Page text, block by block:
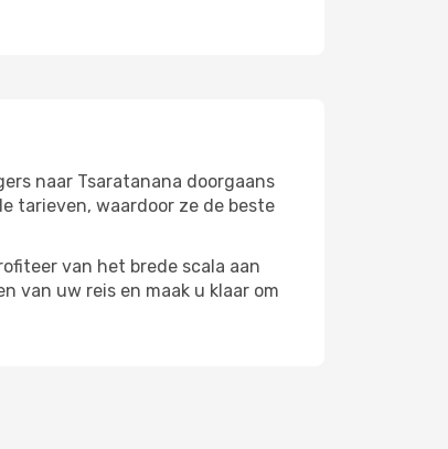
naar Tsaratanana doorgaans
tarieven, waardoor ze de beste
van het brede scala aan
van uw reis en maak u klaar om